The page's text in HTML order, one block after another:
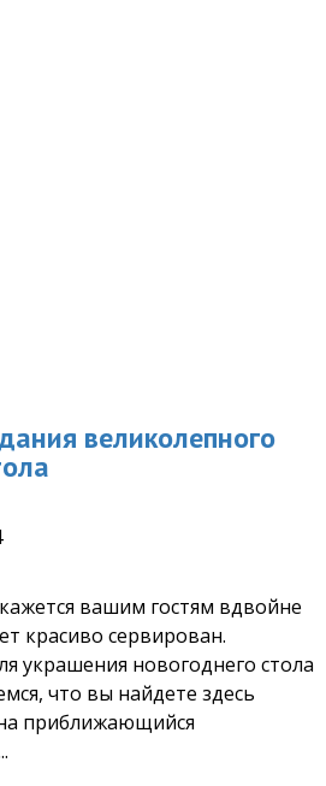
великолепного
вашим гостям вдвойне
красиво сервирован.
украшения новогоднего стола
что вы найдете здесь
приближающийся